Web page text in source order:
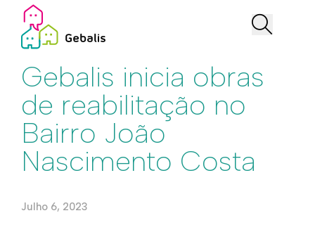
Institucional
Gebalis inicia obras
de reabilitação no
Bairro João
Nascimento Costa
Julho 6, 2023